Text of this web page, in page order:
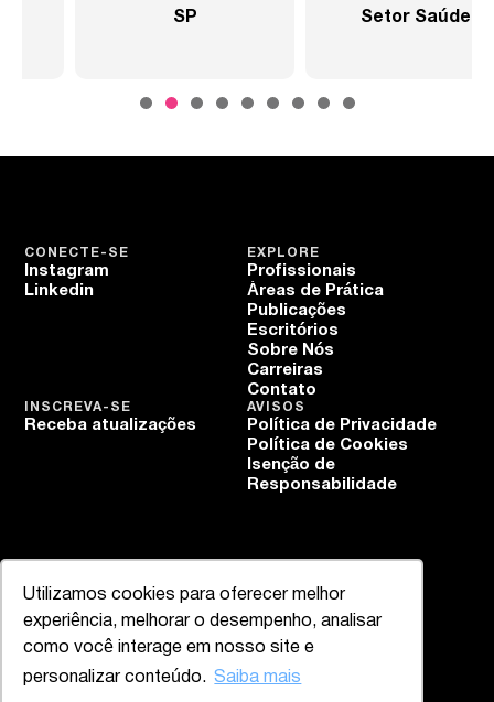
Utilizamos cookies para oferecer melhor
experiência, melhorar o desempenho, analisar
como você interage em nosso site e
personalizar conteúdo. Saiba mais
Setor Saúde
EXPLORE
Profissionais
Áreas de Prática
Publicações
Escritórios
Sobre Nós
Carreiras
Contato
CONECTE-SE
Instagram
Linkedin
AVISOS
Política de Privacidade
Política de Cookies
Isenção de
Responsabilidade
INSCREVA-SE
Receba atualizações